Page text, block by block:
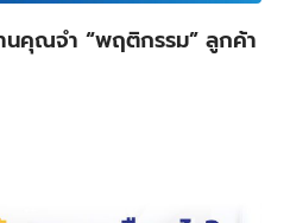
นคุณจำ “พฤติกรรม” ลูกค้า